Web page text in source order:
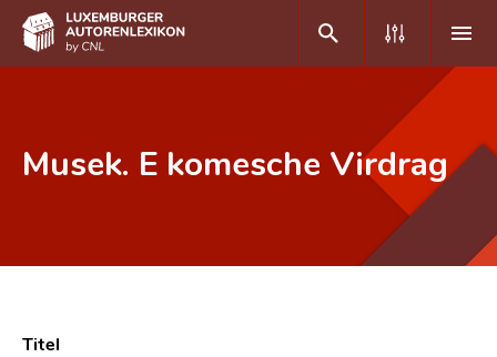
Häufige Fragen und Antworten
Musek. E komesche Virdrag
Titel